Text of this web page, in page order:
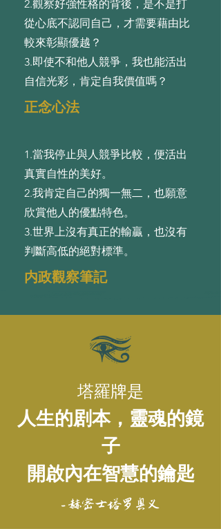
2.觀察好強性格的背後，是不是打
從⼼底不認同⾃⼰，才需要藉由⽐
較來彰顯優越？
3.即使不和他⼈競爭，我也能活出
⾃信光彩，肯定⾃我價值嗎？
正念心法
1.當我停⽌與⼈競爭⽐較，便活出
真實⾃性的美好。
2.我肯定⾃⼰的獨⼀無⼆，也願意
欣賞他⼈的優點特⾊。
3.世界上沒有真正的輸贏，也沒有
判斷⾼低的絕對標準。
内政觀察筆記
塔羅牌是
人生的剧本，靈魂的鏡
子
開啟內在智慧的鑰匙
- 赫密士塔罗奥义